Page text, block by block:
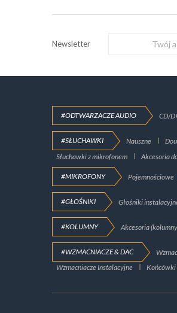
Newsletter
#ODTWARZACZE AUDIO CD/
#SŁUCHAWKI Nauszne
Słuchawki z mikrofonem
Akcesoria
#MIKROFONY Pojemnościowe
#GŁOŚNIKI Głośniki
#KOLUMNY Akcesoria
#WZMACNIACZE & DAC
Wzmacniacze Instalacyjne
Końcówki